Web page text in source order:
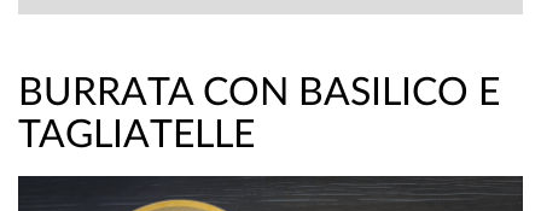
BURRATA CON BASILICO E
TAGLIATELLE